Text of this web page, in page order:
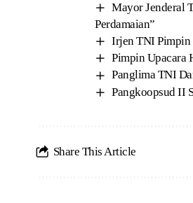
Mayor Jenderal
Perdamaian”
Irjen TNI Pimpin
Pimpin Upacara
Panglima TNI
Pangkoopsud II
Share This Article